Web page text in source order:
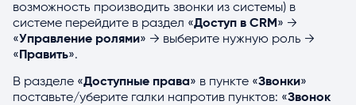
возможность производить звонки из системы) в
системе перейдите в раздел «Доступ в CRM » →
«Управление ролями» → выберите нужную роль →
« Править».
В разделе «Доступные права» в пункте «Звонки»
поставьте/уберите галки напротив пунктов: «Звонок